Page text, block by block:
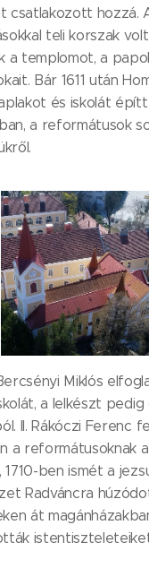
csatlakozott hozzá.
teli korszak
a templomot, a
Bár 1611 után
és iskolát
a reformátusok
Miklós
a lelkészt pedig
II. Rákóczi Ferenc
a reformátusoknak
1710-ben ismét a
Radváncra
át